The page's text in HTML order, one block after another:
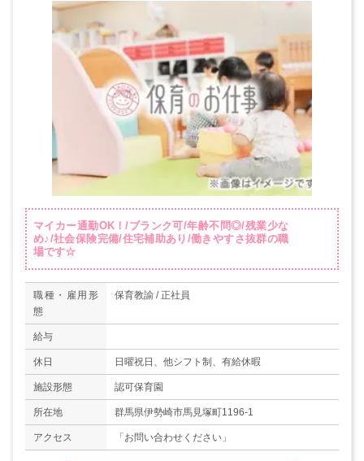
マイカー通勤OK！/ブランク可/年齢不問◎/残業少な
め♪/社会保険完備/住宅補助あり/働きやすさ抜群の職
場です☆
職種・雇用形
態
保育教諭 / 正社員
給与
休日 日曜祝日、他シフト制、有給休暇
施設形態 認可保育園
所在地 群馬県伊勢崎市馬見塚町1196-1
アクセス 「お問い合わせください」